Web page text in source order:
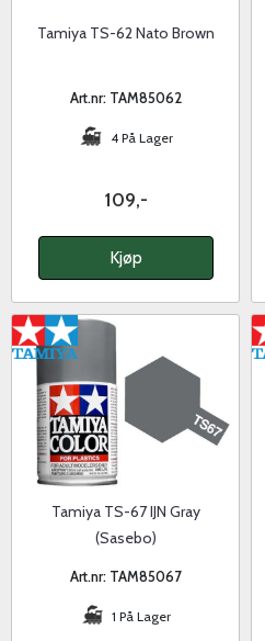
Tamiya TS-62 Nato Brown
Art.nr: TAM85062
4 På Lager
109,-
Kjøp
Tamiya TS-67 IJN Gray
(Sasebo)
Art.nr: TAM85067
1 På Lager